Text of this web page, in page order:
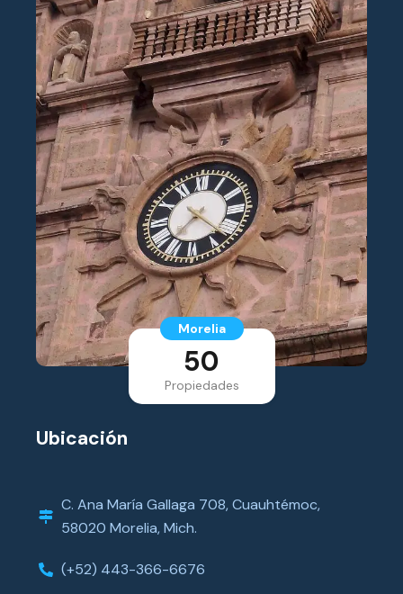
Morelia
50
Propiedades
Ubicación
C. Ana María Gallaga 708, Cuauhtémoc,
58020 Morelia, Mich.
(+52) 443-366-6676